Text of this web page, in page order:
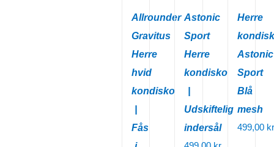
Allrounder
Gravitus
Herre
hvid
kondisko
Fås
Astonic
Sport
Herre
kondisko
Udskiftelig
indersål
Herre
Astonic
Sport
Blå
mesh
499,00